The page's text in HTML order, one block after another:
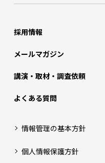
採用情報
メールマガジン
講演・取材・調査依頼
よくある質問
情報管理の基本方針
個人情報保護方針